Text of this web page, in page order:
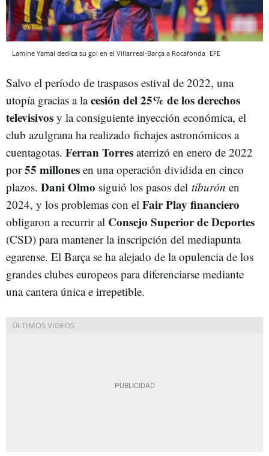
Lamine Yamal dedica su gol en el Villarreal-Barça a Rocafonda EFE
Salvo el período de traspasos estival de 2022, una
utopía gracias a lacesión del 25% de los derechos
televisivos y la consiguiente inyección económica, el
club azulgrana ha realizado fichajes astronómicos a
cuentagotas. Ferran Torres aterrizó en enero de 2022
por55 millones en una operación dividida en cinco
plazos. Dani Olmo siguió los pasos del tiburón en
2024, y los problemas con el Fair Play financiero
obligaron a recurrir al Consejo Superior de Deportes
(CSD) para mantener la inscripción del mediapunta
egarense. El Barça se ha alejado de la opulencia de los
grandes clubes europeos para diferenciarse mediante
una cantera única e irrepetible.